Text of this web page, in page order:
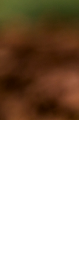
Saltar al